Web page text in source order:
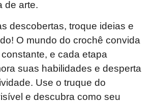
de arte.
descobertas, troque ideias e
O mundo do crochê convida
e cada etapa
suas habilidades e desperta
Use o truque do
e descubra como seu